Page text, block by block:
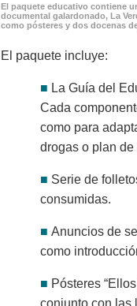
El paquete educativo contiene
documental galardonado, La
como pósteres y dos docenas
El paquete incluye:
■ La Guía del
Cada
como para
drogas o plan
■ Serie de
consumidas.
■ Anuncios de
como
■ Pósteres
conjunto con las